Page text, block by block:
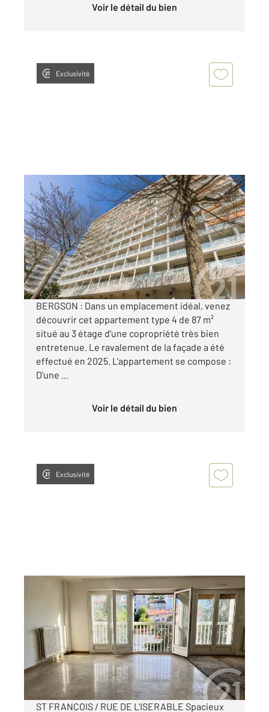
Voir le détail du bien
Exclusivité
ST ETIENNE 42
87 m2, 4 pièces
Ref : 3556
Appartement F4 à vendre
142 000 €
Visiter le site dédié
BERGSON : Dans un emplacement idéal, venez
découvrir cet appartement type 4 de 87 m²
situé au 3 étage d'une copropriété très bien
entretenue. Le ravalement de la façade a été
effectué en 2025. L'appartement se compose :
D'une ...
Voir le détail du bien
Exclusivité
ST ETIENNE 42
, 4 pièces
Ref : 3219
Appartement F4 à vendre
89 000 €
Visiter le site dédié
ST FRANCOIS / RUE DE L'ISERABLE Spacieux